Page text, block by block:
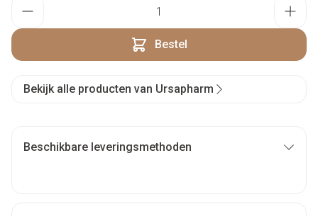
Bestel
Bekijk alle producten van Ursapharm
Beschikbare leveringsmethoden